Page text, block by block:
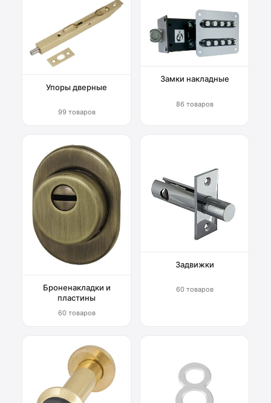
Упоры дверные
99 товаров
Замки накладные
86 товаров
Броненакладки и
пластины
60 товаров
Задвижки
60 товаров